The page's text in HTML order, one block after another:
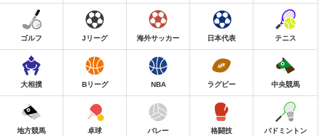
ゴルフ Jリーグ 海外サッカー 日本代表 テニス
大相撲 Bリーグ NBA ラグビー 中央競馬
地方競馬 卓球 バレー 格闘技 バドミントン